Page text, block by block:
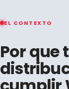
EL CONTEXTO
Por que